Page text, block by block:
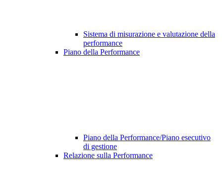
Sistema di misurazione e valutazione della
performance
Piano della Performance
Piano della Performance/Piano esecutivo
di gestione
Relazione sulla Performance